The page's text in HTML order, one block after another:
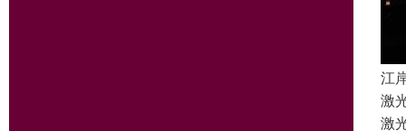
江
激
激